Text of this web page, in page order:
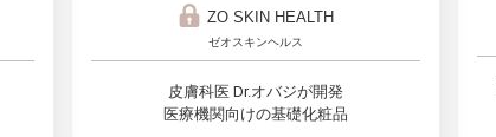
ZO SKIN HEALTH
ゼオスキンヘルス
皮膚科医 Dr.オバジが開発
医療機関向けの基礎化粧品